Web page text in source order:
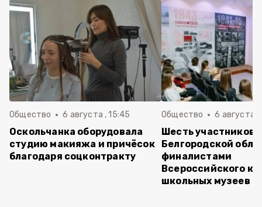
Общество 6 августа , 15:45
Оскольчанка оборудовала
студию макияжа и причёсок
благодаря соцконтракту
Общество 6 августа ,
Шесть участников
Белгородской
финалистами
Всероссийского
школьных музеев